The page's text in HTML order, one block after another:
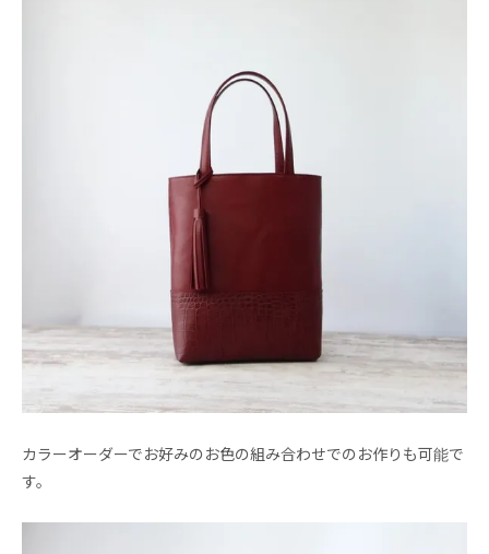
カラーオーダーでお好みのお色の組み合わせでのお作りも可能で
す。